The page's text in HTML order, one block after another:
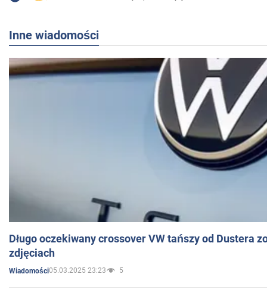
Inne wiadomości
Długo oczekiwany crossover VW tańszy od Dustera
zdjęciach
Wiadomości05.03.2025 23:23 5